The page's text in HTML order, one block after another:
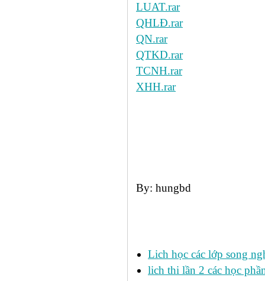
LUAT.rar
QHLĐ.rar
QN.rar
QTKD.rar
TCNH.rar
XHH.rar
By: hungbd
Lich học các lớp song
lich thi lần 2 các học